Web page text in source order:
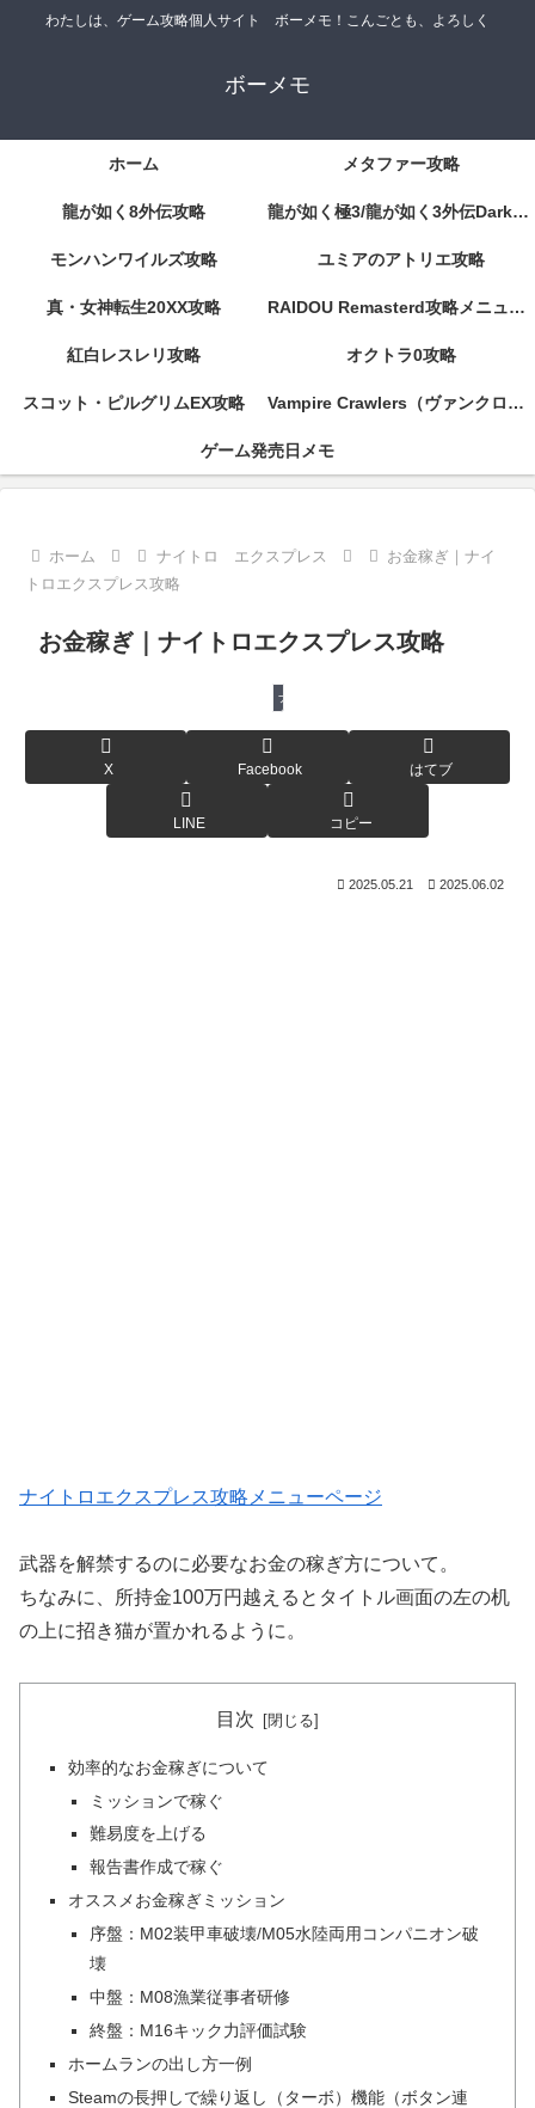
わたしは、ゲーム攻略個人サイト ボーメモ！こんごとも、よろしく
ボーメモ
ホーム メタファー攻略
龍が如く8外伝攻略 龍が如く極3/龍が如く3外伝DarkTies攻略
モンハンワイルズ攻略 ユミアのアトリエ攻略
真・女神転生20XX攻略 RAIDOU Remasterd攻略メニューページ
紅白レスレリ攻略 オクトラ0攻略
スコット・ピルグリムEX攻略 Vampire Crawlers（ヴァンクロ）攻略
ゲーム発売日メモ
ホーム ナイトロ エクスプレス
お金稼ぎ｜ナイ
トロエクスプレス攻略
お金稼ぎ｜ナイトロエクスプレス攻略
ナイトロ エクスプレス
X Facebook はてブ
LINE コピー
2025.05.21 2025.06.02
ナイトロエクスプレス攻略メニューページ
武器を解禁するのに必要なお金の稼ぎ方について。
ちなみに、所持金100万円越えるとタイトル画面の左の机
の上に招き猫が置かれるように。
目次
効率的なお金稼ぎについて
ミッションで稼ぐ
難易度を上げる
報告書作成で稼ぐ
オススメお金稼ぎミッション
序盤：M02装甲車破壊/M05水陸両用コンパニオン破
壊
中盤：M08漁業従事者研修
終盤：M16キック力評価試験
ホームランの出し方一例
Steamの長押しで繰り返し（ターボ）機能（ボタン連